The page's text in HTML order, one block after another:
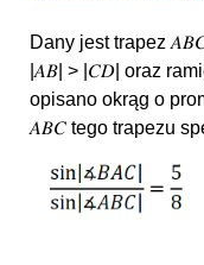
Dany jest trapez
|𝐴𝐵| > |𝐶𝐷| oraz
opisano okrąg o
𝐴𝐵𝐶 tego trapezu